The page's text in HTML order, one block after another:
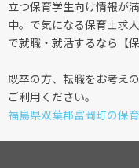
立つ保育学生向け情報が
中。で気になる保育士求
で就職・就活するなら【
既卒の方、転職をお考え
ご利用ください。
福島県双葉郡富岡町の保